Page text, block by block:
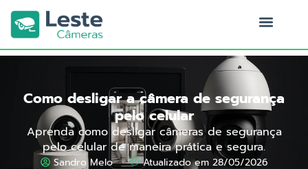
para
conteúdo
Como desligar a câmera de segurança
pelo celular
Aprenda como desligar câmeras de segurança
pelo celular de maneira prática e segura.
Sandro Melo Atualizado em 28/05/2026